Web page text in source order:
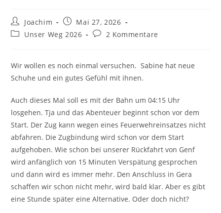
Beitrags-
Autor:
Joachim
Beitrag
veröffentlicht:
Mai 27, 2026
Beitrags-
Unser Weg 2026
Beitrags-
2 Kommentare
Wir wollen es noch einmal versuchen. Sabine hat neue
Schuhe und ein gutes Gefühl mit ihnen.
Auch dieses Mal soll es mit der Bahn um 04:15 Uhr
losgehen. Tja und das Abenteuer beginnt schon vor dem
Start. Der Zug kann wegen eines Feuerwehreinsatzes nicht
abfahren. Die Zugbindung wird schon vor dem Start
aufgehoben. Wie schon bei unserer Rückfahrt von Genf
wird anfänglich von 15 Minuten Verspätung gesprochen
und dann wird es immer mehr. Den Anschluss in Gera
schaffen wir schon nicht mehr, wird bald klar. Aber es gibt
eine Stunde später eine Alternative. Oder doch nicht?